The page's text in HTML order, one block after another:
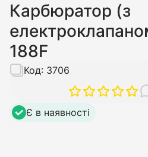
Карбюратор (з
188F
Код: 3706
Є в наявності